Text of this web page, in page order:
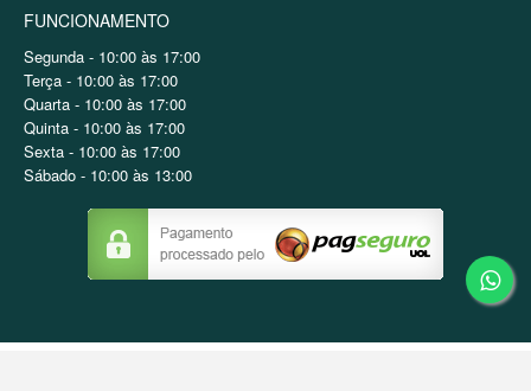
FUNCIONAMENTO
Segunda - 10:00 às 17:00
Terça - 10:00 às 17:00
Quarta - 10:00 às 17:00
Quinta - 10:00 às 17:00
Sexta - 10:00 às 17:00
Sábado - 10:00 às 13:00